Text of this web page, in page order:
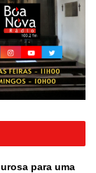
para uma